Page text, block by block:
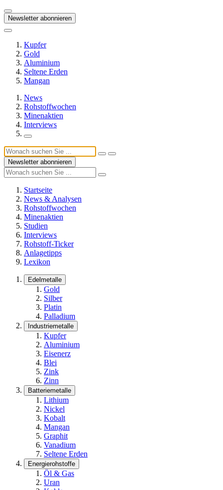
Newsletter abonnieren
Kupfer
Gold
Aluminium
Seltene Erden
Mangan
News
Rohstoffwochen
Minenaktien
Interviews
Newsletter abonnieren
Startseite
News & Analysen
Rohstoffwochen
Minenaktien
Studien
Interviews
Rohstoff-Ticker
Anlagetipps
Lexikon
Edelmetalle
Gold
Silber
Platin
Palladium
Industriemetalle
Kupfer
Aluminium
Eisenerz
Blei
Zink
Zinn
Batteriemetalle
Lithium
Nickel
Kobalt
Mangan
Graphit
Vanadium
Seltene Erden
Energierohstoffe
Öl & Gas
Uran